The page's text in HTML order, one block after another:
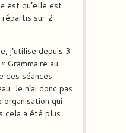
est qu’elle est
répartis sur 2
j’utilise depuis 3
Grammaire au
des séances
Je n’ai donc pas
qui
cela a été plus